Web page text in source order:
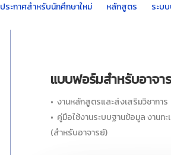
ประกาศสำหรับนักศึกษาใหม่ หลักสูตร ระบ
แบบฟอร์มสำหรับอาจา
• งานหลักสูตรและส่งเสริมวิชาการ
• คู่มือใช้งานระบบฐานข้อมูล งานท
(สำหรับอาจารย์)